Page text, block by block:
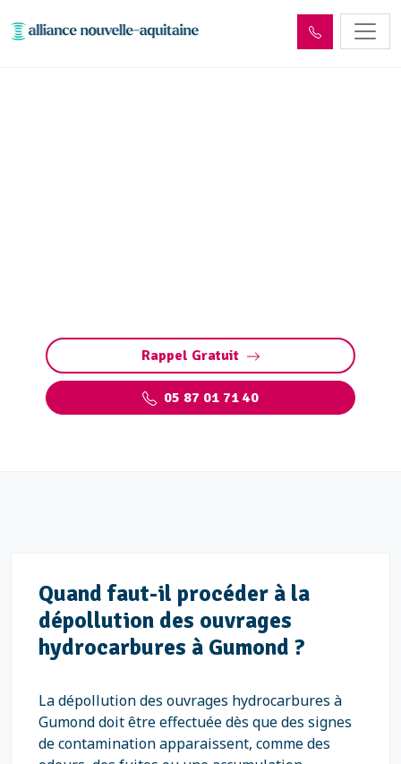
Rappel Gratuit
05 87 01 71 40
Quand faut-il procéder à la
dépollution des ouvrages
hydrocarbures à Gumond ?
La dépollution des ouvrages hydrocarbures à
Gumond doit être effectuée dès que des signes
de contamination apparaissent, comme des